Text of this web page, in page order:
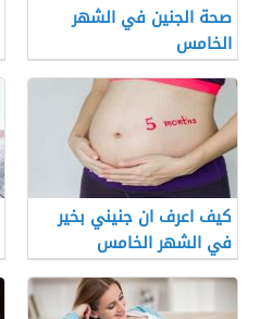
صحة الجنين في الشهر
الخامس
كيف اعرف ان جنيني بخير
في الشهر الخامس